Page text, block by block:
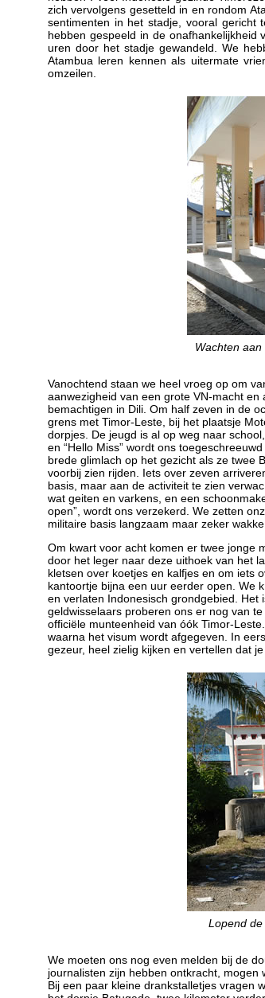
zich vervolgens gesetteld in en rondom
sentimenten in het stadje, vooral gericht
hebben gespeeld in de onafhankelijkheid
uren door het stadje gewandeld. We
Atambua leren kennen als uitermate
omzeilen.
Wachten
Vanochtend staan we heel vroeg op om
aanwezigheid van een grote VN-macht
bemachtigen in Dili. Om half zeven in de
grens met Timor-Leste, bij het plaatsje
dorpjes. De jeugd is al op weg naar
en “Hello Miss” wordt ons
brede glimlach op het gezicht als ze twee
voorbij zien rijden. Iets over zeven
basis, maar aan de activiteit te zien
wat geiten en varkens, en een
open”, wordt ons verzekerd. We zetten
militaire basis langzaam maar zeker
Om kwart voor acht komen er twee jonge
door het leger naar deze uithoek van het
kletsen over koetjes en kalfjes en om iets
kantoortje bijna een uur eerder open. We
en verlaten Indonesisch grondgebied.
geldwisselaars proberen ons er nog van
officiële munteenheid van óók Timor-
waarna het visum wordt afgegeven. In
gezeur, heel zielig kijken en vertellen dat
Lopend
We moeten ons nog even melden bij de
journalisten zijn hebben ontkracht, mogen
Bij een paar kleine drankstalletjes vragen